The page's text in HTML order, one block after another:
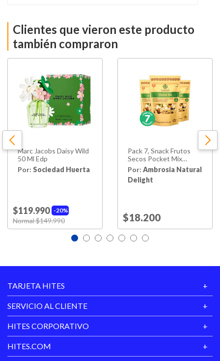
Clientes que vieron este producto
también compraron
Marc Jacobs Daisy Wild
50 Ml Edp
Por: Sociedad Huerta
20%
$119.990
Price reduced from
Normal $149.990
Pack 7, Snack Frutos
Secos Pocket Mix
150gr.
Por: Ambrosia Natural
Delight
Price reduced from
$18.200
TARJETA HITES
SERVICIO AL CLIENTE
HITES CORPORATIVO
HITES.COM